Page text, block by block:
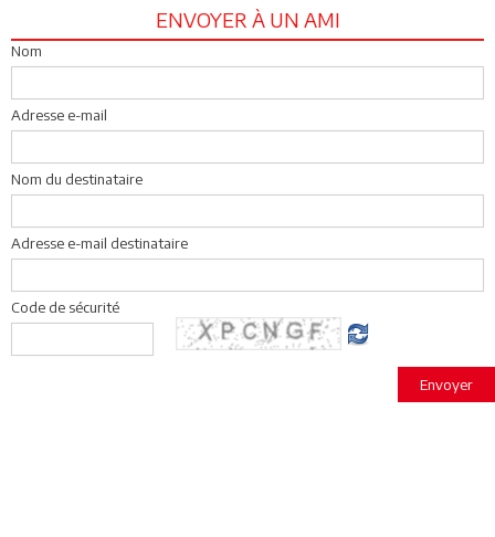
ENVOYER À UN AMI
Nom
Adresse e-mail
Nom du destinataire
Adresse e-mail destinataire
Code de sécurité
Envoyer